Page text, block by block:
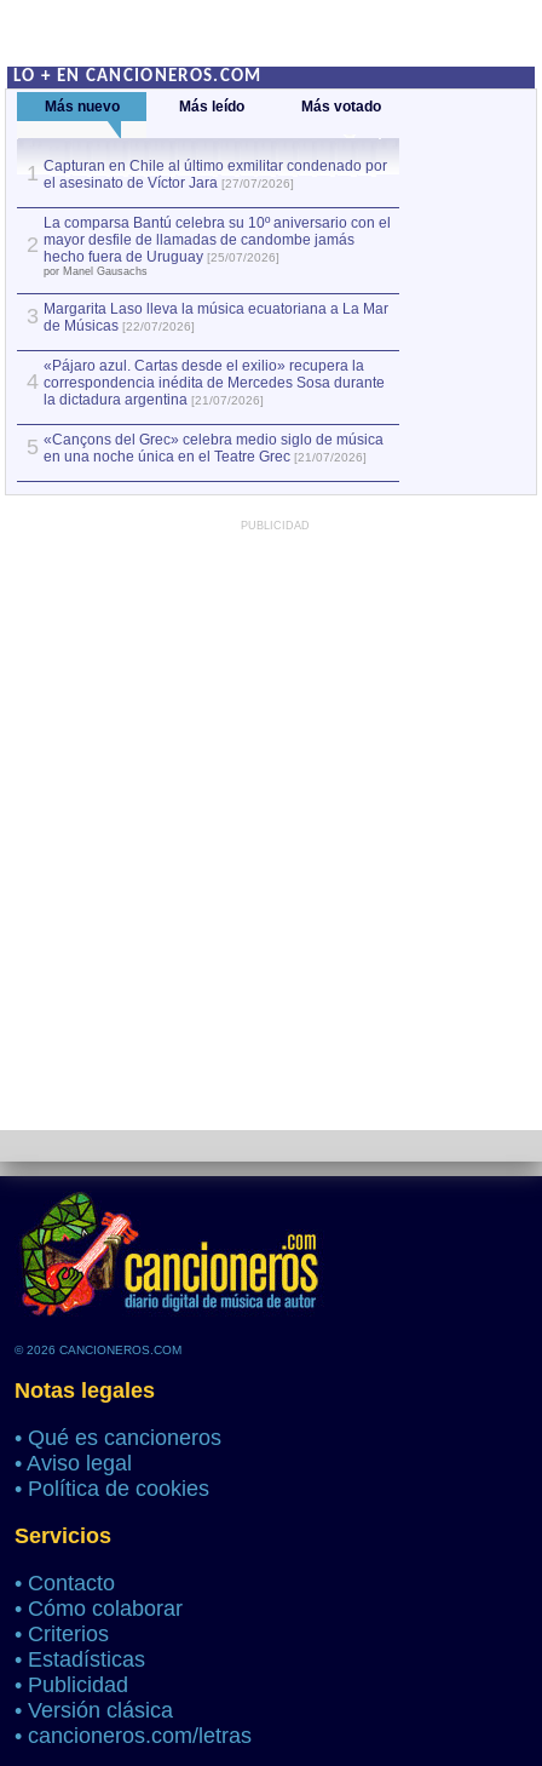
LO + EN CANCIONEROS.COM
Más nuevo Más leído Más votado
1 Capturan en Chile al último exmilitar condenado por
el asesinato de Víctor Jara [27/07/2026]
2
La comparsa Bantú celebra su 10º aniversario con el
mayor desfile de llamadas de candombe jamás
hecho fuera de Uruguay [25/07/2026]
por Manel Gausachs
3 Margarita Laso lleva la música ecuatoriana a La Mar
de Músicas [22/07/2026]
4
«Pájaro azul. Cartas desde el exilio» recupera la
correspondencia inédita de Mercedes Sosa durante
la dictadura argentina [21/07/2026]
5 «Cançons del Grec» celebra medio siglo de música
en una noche única en el Teatre Grec [21/07/2026]
PUBLICIDAD
© 2026 CANCIONEROS.COM
Notas legales
• Qué es cancioneros
• Aviso legal
• Política de cookies
Servicios
• Contacto
• Cómo colaborar
• Criterios
• Estadísticas
• Publicidad
• Versión clásica
• cancioneros.com/letras